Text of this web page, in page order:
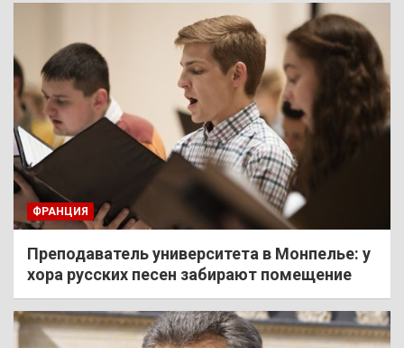
ФРАНЦИЯ
Преподаватель университета в Монпелье: у
хора русских песен забирают помещение